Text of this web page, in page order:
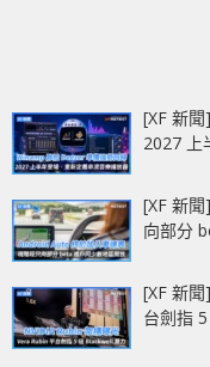
[XF 新
2027 上
[XF 新
向部分
[XF 新
台劍指